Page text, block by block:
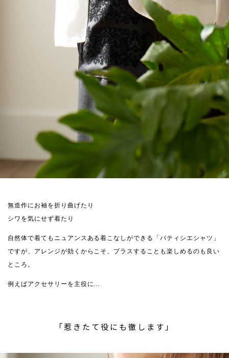
無造作にお袖を折り曲げたり
シワを気にせず着たり
自然体で着てもニュアンスある着こなしができる「パティシエシャツ」
ですが、アレンジが効くからこそ、プラスすることも楽しめるのも良い
ところ。
例えばアクセサリーを主役に...
「惹きたて役にも徹します」